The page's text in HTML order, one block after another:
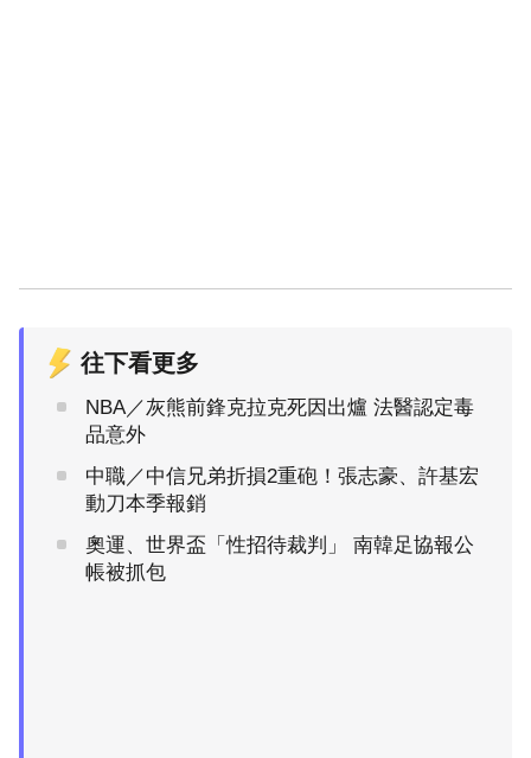
往下看更多
NBA／灰熊前鋒克拉克死因出爐 法醫認定毒
品意外
中職／中信兄弟折損2重砲！張志豪、許基宏
動刀本季報銷
奧運、世界盃「性招待裁判」 南韓足協報公
帳被抓包